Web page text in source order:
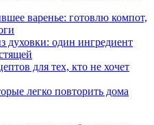
варенье: готовлю компот,
духовки: один ингредиент
для тех, кто не хочет
легко повторить дома